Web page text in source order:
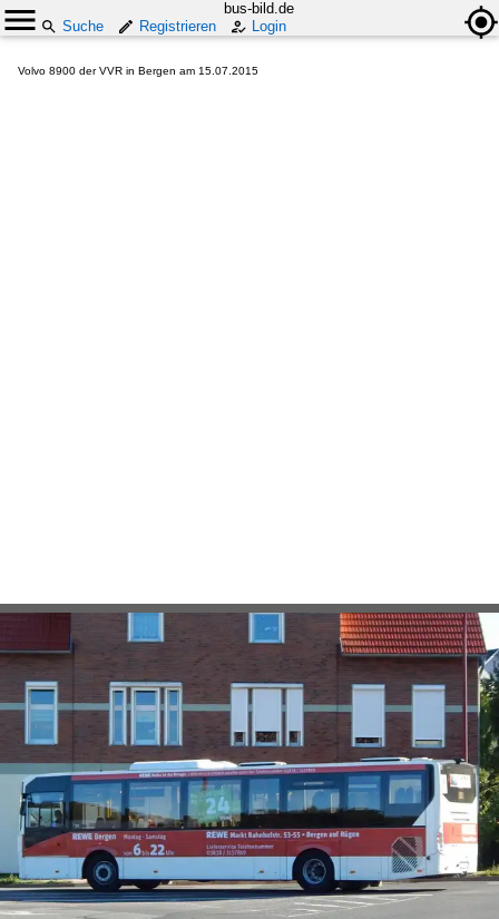
bus-bild.de
Suche
Registrieren Login
Volvo 8900 der VVR in Bergen am 15.07.2015